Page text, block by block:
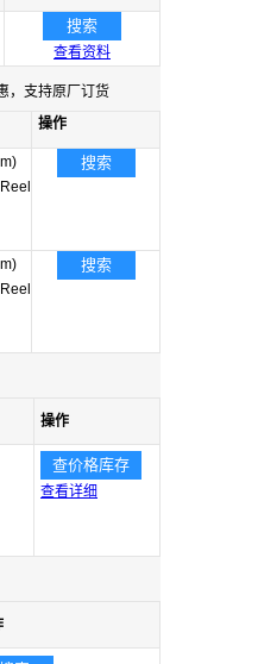
搜索
查看资料
，支持原厂订货
操作
搜索
搜索
操作
查价格库存
查看详细